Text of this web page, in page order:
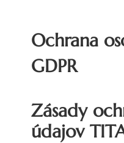
Ochrana
GDPR
Zásady
údajov